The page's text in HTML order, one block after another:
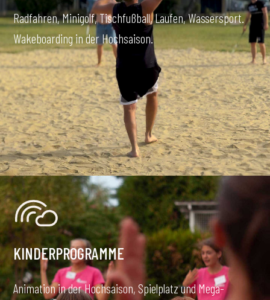
Radfahren, Minigolf, Tischfußball, Laufen, Wassersport.
Wakeboarding in der Hochsaison.
KINDERPROGRAMME
Animation in der Hochsaison, Spielplatz und Mega-